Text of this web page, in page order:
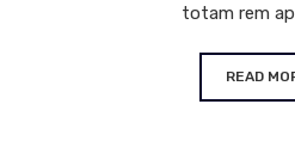
totam rem
READ